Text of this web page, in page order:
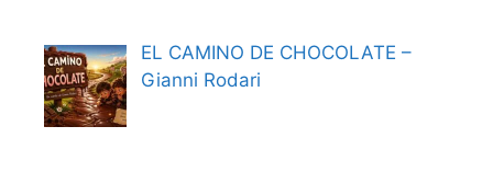
EL CAMINO DE CHOCOLATE –
Gianni Rodari